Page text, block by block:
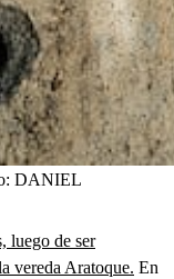
DANIEL
luego de ser
vereda Aratoque. En